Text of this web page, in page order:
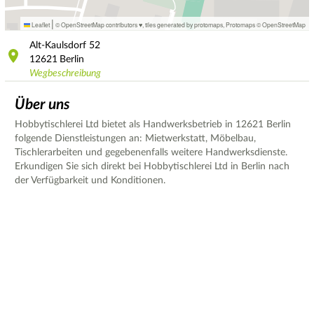
Leaflet | © OpenStreetMap contributors ♥, tiles generated by protomaps Protomaps©OpenStreetMap
Alt-Kaulsdorf 52
12621
Berlin
Wegbeschreibung
Über uns
Hobbytischlerei Ltd bietet als Handwerksbetrieb in 12621 Berlin
folgende Dienstleistungen an: Mietwerkstatt, Möbelbau,
Tischlerarbeiten und gegebenenfalls weitere Handwerksdienste.
Erkundigen Sie sich direkt bei Hobbytischlerei Ltd in Berlin nach
der Verfügbarkeit und Konditionen.